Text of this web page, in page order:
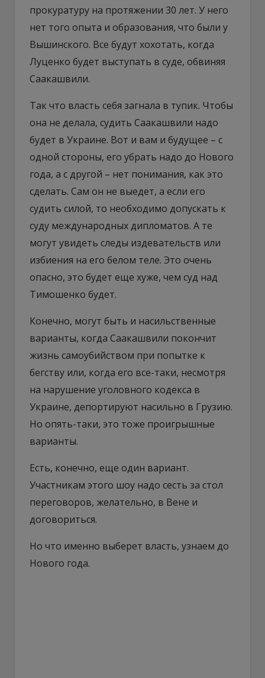
прокуратуру на протяжении 30 лет. У него
нет того опыта и образования, что были у
Вышинского. Все будут хохотать, когда
Луценко будет выступать в суде, обвиняя
Саакашвили.
Так что власть себя загнала в тупик. Чтобы
она не делала, судить Саакашвили надо
будет в Украине. Вот и вам и будущее – с
одной стороны, его убрать надо до Нового
года, а с другой – нет понимания, как это
сделать. Сам он не выедет, а если его
судить силой, то необходимо допускать к
суду международных дипломатов. А те
могут увидеть следы издевательств или
избиения на его белом теле. Это очень
опасно, это будет еще хуже, чем суд над
Тимошенко будет.
Конечно, могут быть и насильственные
варианты, когда Саакашвили покончит
жизнь самоубийством при попытке к
бегству или, когда его все-таки, несмотря
на нарушение уголовного кодекса в
Украине, депортируют насильно в Грузию.
Но опять-таки, это тоже проигрышные
варианты.
Есть, конечно, еще один вариант.
Участникам этого шоу надо сесть за стол
переговоров, желательно, в Вене и
договориться.
Но что именно выберет власть, узнаем до
Нового года.